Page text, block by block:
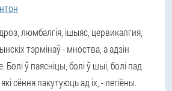
люмбалгія, ішыяс, цервикалгия,
тэрмінаў - мноства, а адзін
Болі ў паясніцы, болі ў шыі, болі пад
сёння пакутуюць ад іх, - легіёны.